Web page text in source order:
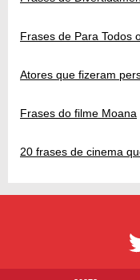
Frases de Para Todos
Atores que fizeram
Frases do filme Moana
20 frases de cinema